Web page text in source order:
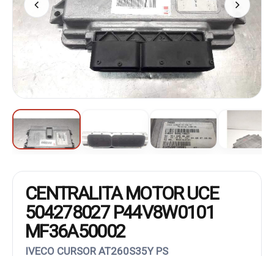
CENTRALITA MOTOR UCE
504278027 P44V8W0101
MF36A50002
IVECO CURSOR AT260S35Y PS